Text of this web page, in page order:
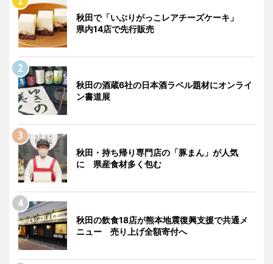
秋田で「いぶりがっこレアチーズケーキ」
県内14店で先行販売
秋田の酒蔵6社の日本酒ラベル題材にオンライ
ン書道展
秋田・持ち帰り専門店の「豚まん」が人気
に 県産食材多く包む
秋田の飲食18店が熊本地震復興支援で共通メ
ニュー 売り上げ全額寄付へ